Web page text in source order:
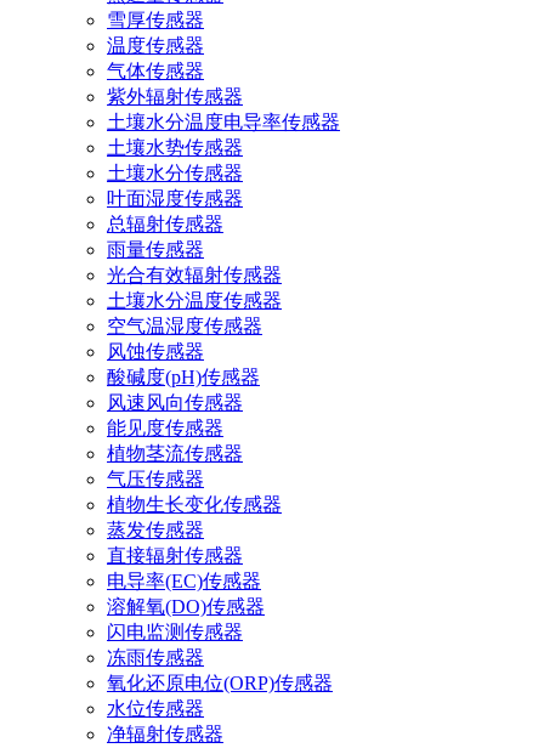
雪厚传感器
温度传感器
气体传感器
紫外辐射传感器
土壤水分温度电导率传感器
土壤水势传感器
土壤水分传感器
叶面湿度传感器
总辐射传感器
雨量传感器
光合有效辐射传感器
土壤水分温度传感器
空气温湿度传感器
风蚀传感器
酸碱度(pH)传感器
风速风向传感器
能见度传感器
植物茎流传感器
气压传感器
植物生长变化传感器
蒸发传感器
直接辐射传感器
电导率(EC)传感器
溶解氧(DO)传感器
闪电监测传感器
冻雨传感器
氧化还原电位(ORP)传感器
水位传感器
净辐射传感器